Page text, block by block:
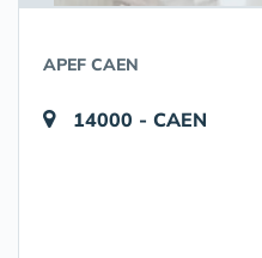
APEF CAEN
14000 - CAEN